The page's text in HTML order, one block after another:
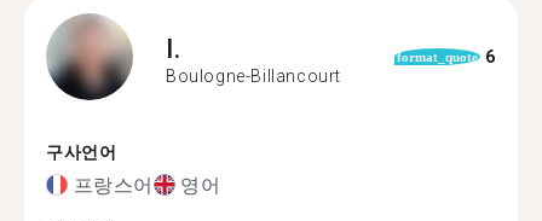
I.
Boulogne-Billancourt
format_quote 6
구사언어
프랑스어 영어